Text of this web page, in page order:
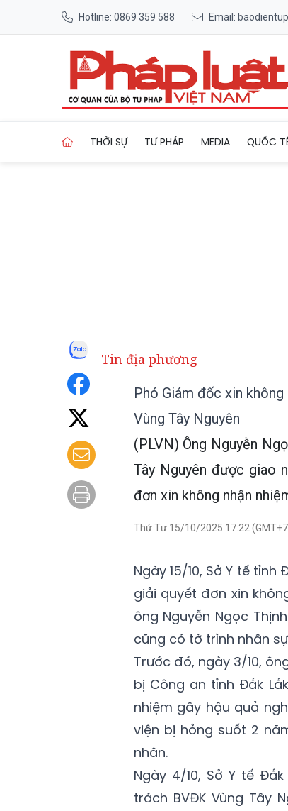
Hotline: 0869 359 588 Email:
THỜI SỰ TƯ PHÁP MEDIA QUỐC
Tin địa phương
Phó Giám đốc xin
Vùng Tây Nguyên
(PLVN) Ông Nguyễn
Tây Nguyên được giao
đơn xin không nhận
Thứ Tư 15/10/2025 17:22
Ngày 15/10, Sở Y tế
giải quyết đơn xin
ông Nguyễn Ngọc
cũng có tờ trình nhân
Trước đó, ngày 3/10,
bị Công an tỉnh Đắk
nhiệm gây hậu quả
viện bị hỏng suốt 2
nhân.
Ngày 4/10, Sở Y tế
trách BVĐK Vùng Tây